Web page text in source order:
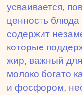
усваивается,
ценность
содержит
которые
жир, важный для
молоко богато
и фосфором,